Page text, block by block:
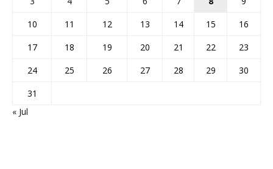
10
11 12 13 14 15
16
17
18 19 20 21 22
23
24
25 26 27 28 29
30
31
« Jul